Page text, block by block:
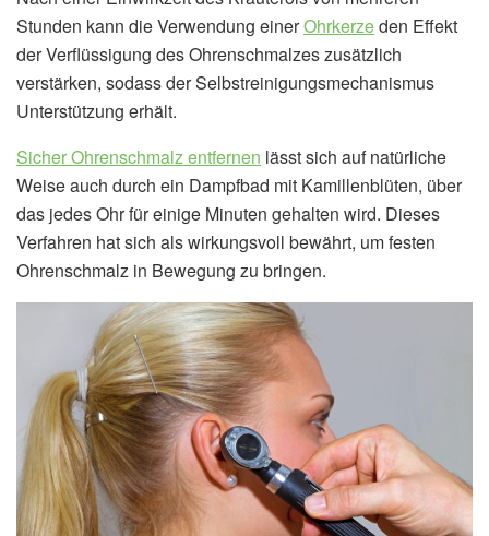
Stunden kann die Verwendung einerOhrkerzeden Effekt
der Verflüssigung des Ohrenschmalzes zusätzlich
verstärken, sodass der Selbstreinigungsmechanismus
Unterstützung erhält.
Sicher Ohrenschmalz entfernen lässt sich auf natürliche
Weise auch durch ein Dampfbad mit Kamillenblüten, über
das jedes Ohr für einige Minuten gehalten wird. Dieses
Verfahren hat sich als wirkungsvoll bewährt, um festen
Ohrenschmalz in Bewegung zu bringen.